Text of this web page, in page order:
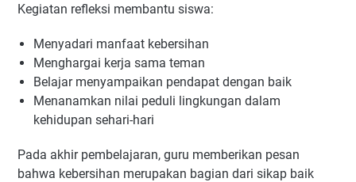
Kegiatan refleksi membantu siswa:
Menyadari manfaat kebersihan
Menghargai kerja sama teman
Belajar menyampaikan pendapat dengan baik
Menanamkan nilai peduli lingkungan dalam
kehidupan sehari-hari
Pada akhir pembelajaran, guru memberikan pesan
bahwa kebersihan merupakan bagian dari sikap baik